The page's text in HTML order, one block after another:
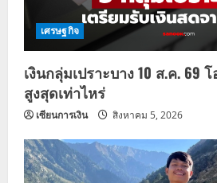
เศรษฐกิจ
เงินกลุ่มเปราะบาง 10 ส.ค. 69
สูงสุดเท่าไหร่
เซียนการเงิน สิงหาคม 5, 2026